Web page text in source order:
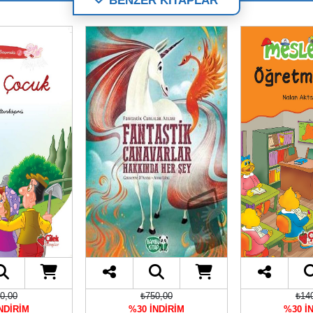
₺750,00
%30 İNDİRİM
%30